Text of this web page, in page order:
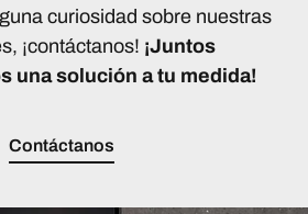
curiosidad sobre nuestras
¡contáctanos! ¡Juntos
una solución a tu medida!
Contáctanos